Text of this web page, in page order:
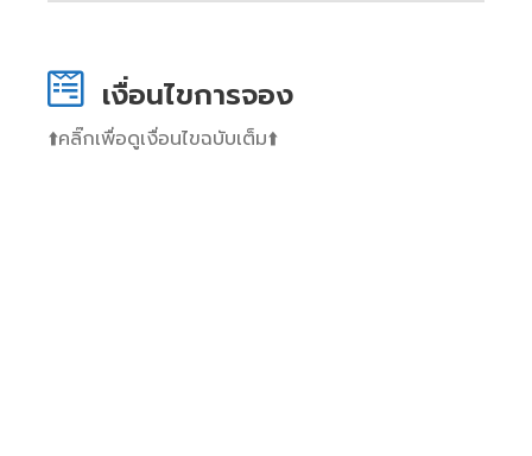
เงื่อนไขการจอง
⬆️คลิ๊กเพื่อดูเงื่อนไขฉบับเต็ม⬆️